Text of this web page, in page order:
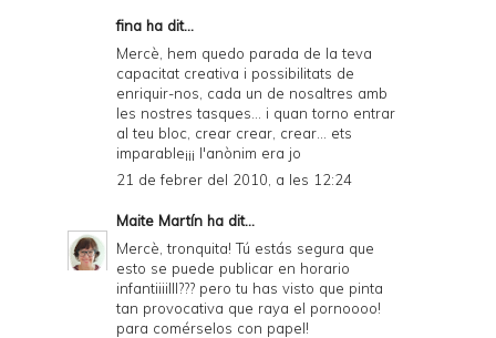
fina ha dit...
Mercè, hem quedo parada de la teva
capacitat creativa i possibilitats de
enriquir-nos, cada un de nosaltres amb
les nostres tasques... i quan torno entrar
al teu bloc, crear crear, crear... ets
imparable¡¡¡ l'anònim era jo
21 de febrer del 2010, a les 12:24
Maite Martín ha dit...
Mercè, tronquita! Tú estás segura que
esto se puede publicar en horario
infantiiiilll??? pero tu has visto que pinta
tan provocativa que raya el pornoooo!
para comérselos con papel!